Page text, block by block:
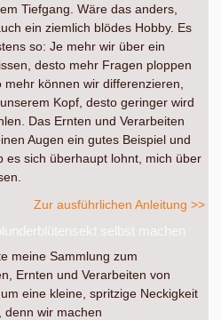
Tiefgang. Wäre das anders,
ein ziemlich blödes Hobby. Es
so: Je mehr wir über ein
desto mehr Fragen ploppen
mehr können wir differenzieren,
Kopf, desto geringer wird
Das Ernten und Verarbeiten
Augen ein gutes Beispiel und
es sich überhaupt lohnt, mich über
Zur ausführlichen Anleitung >>
selbst machen
meine Sammlung zum
Ernten und Verarbeiten von
eine kleine, spritzige Neckigkeit
denn wir machen